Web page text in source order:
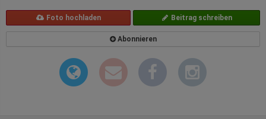
Foto hochladen Beitrag schreiben
Abonnieren
n